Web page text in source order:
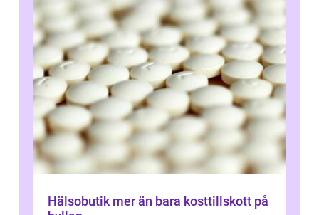
Hälsobutik mer än bara kosttillskott på